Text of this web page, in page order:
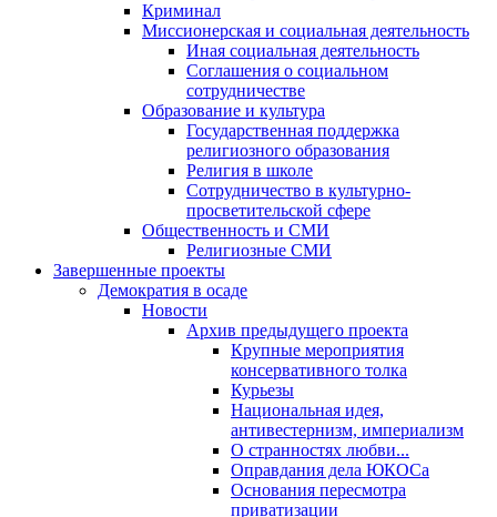
Криминал
Миссионерская и социальная деятельность
Иная социальная деятельность
Соглашения о социальном
сотрудничестве
Образование и культура
Государственная поддержка
религиозного образования
Религия в школе
Сотрудничество в культурно-
просветительской сфере
Общественность и СМИ
Религиозные СМИ
Завершенные проекты
Демократия в осаде
Новости
Архив предыдущего проекта
Крупные мероприятия
консервативного толка
Курьезы
Национальная идея,
антивестернизм, империализм
О странностях любви...
Оправдания дела ЮКОСа
Основания пересмотра
приватизации